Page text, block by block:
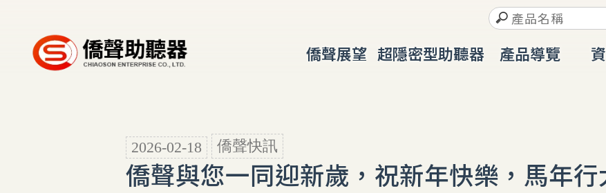
僑聲展望 超隱密型助聽器
產品導覽
2026-02-18
僑聲快訊
僑聲與您一同迎新歲，祝新年快樂，馬年行